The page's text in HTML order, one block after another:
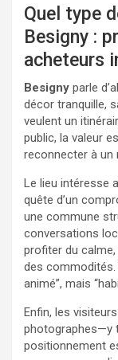
Quel type
Besigny :
acheteurs
Besigny parle
décor tranquille,
veulent un
public, la valeur
reconnecter à un
Le lieu intéresse
quête d’un
une commune
conversations
profiter du
des commodités.
animé”, mais
Enfin, les
photographes—y
positionnement